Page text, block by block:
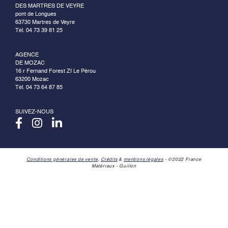
DES MARTRES DE VEYRE
pont de Longues
63730 Martres de Veyre
Tél. 04 73 39 81 25
AGENCE
DE MOZAC
16 r Fernand Forest ZI Le Pérou
63200 Mozac
Tél. 04 73 64 87 85
SUIVEZ-NOUS
Conditions générales de vente, Crédits& mentions légales- ©2022 France
Matériaux - Guillon